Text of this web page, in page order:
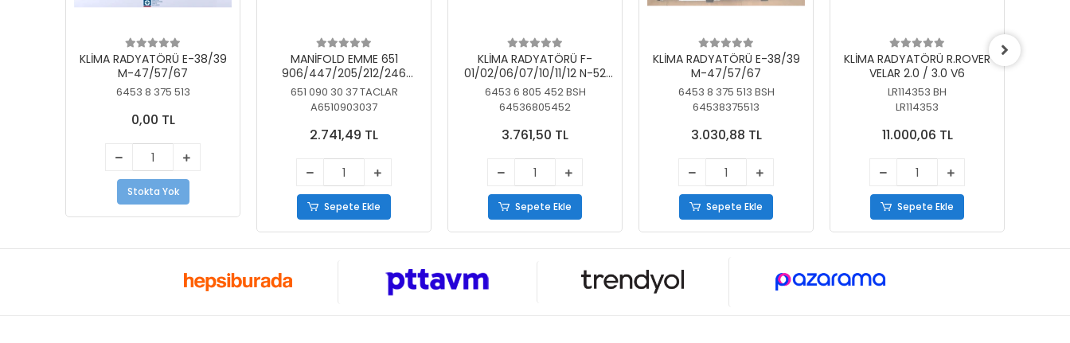
KLİMA RADYATÖRÜ E-38/39
M-47/57/67
6453 8 375 513
0,00 TL
Stokta Yok
MANİFOLD EMME 651
906/447/205/212/246
KELEBEKSİZ
651 090 30 37 TACLAR
A6510903037
2.741,49 TL
Sepete Ekle
KLİMA RADYATÖRÜ F-
01/02/06/07/10/11/12 N-52
N/N-53/57/63
6453 6 805 452 BSH
64536805452
3.761,50 TL
Sepete Ekle
KLİMA RADYATÖRÜ E-38/39
M-47/57/67
6453 8 375 513 BSH
64538375513
3.030,88 TL
Sepete Ekle
KLİMA RADYATÖRÜ R.ROVER
VELAR 2.0 / 3.0 V6
LR114353 BH
LR114353
11.000,06 TL
Sepete Ekle